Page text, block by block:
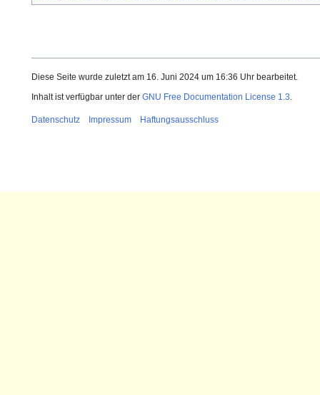
Diese Seite wurde zuletzt am 16. Juni 2024 um 16:36 Uhr bearbeitet.
Inhalt ist verfügbar unter der GNU Free Documentation License 1.3.
Datenschutz Impressum Haftungsausschluss